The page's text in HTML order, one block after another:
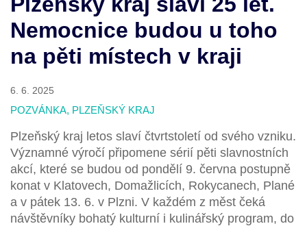
Nemocnice budou u toho
na pěti místech v kraji
6. 6. 2025
POZVÁNKA, PLZEŇSKÝ KRAJ
Plzeňský kraj letos slaví čtvrtstoletí od svého vzniku.
Významné výročí připomene sérií pěti slavnostních
akcí, které se budou od pondělí 9. června postupně
konat v Klatovech, Domažlicích, Rokycanech, Plané
a v pátek 13. 6. v Plzni. V každém z měst čeká
návštěvníky bohatý kulturní i kulinářský program, do